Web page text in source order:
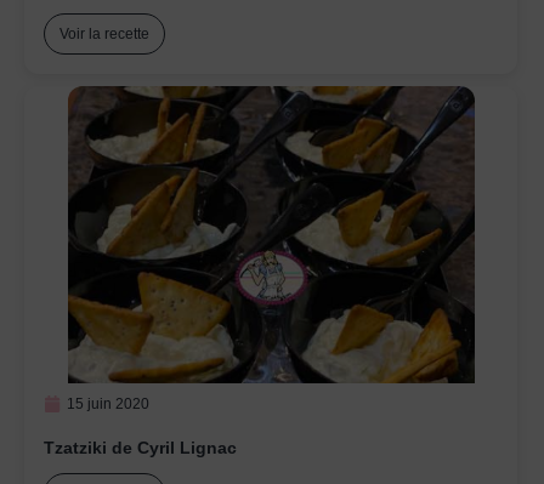
Voir la recette
15 juin 2020
Tzatziki de Cyril Lignac